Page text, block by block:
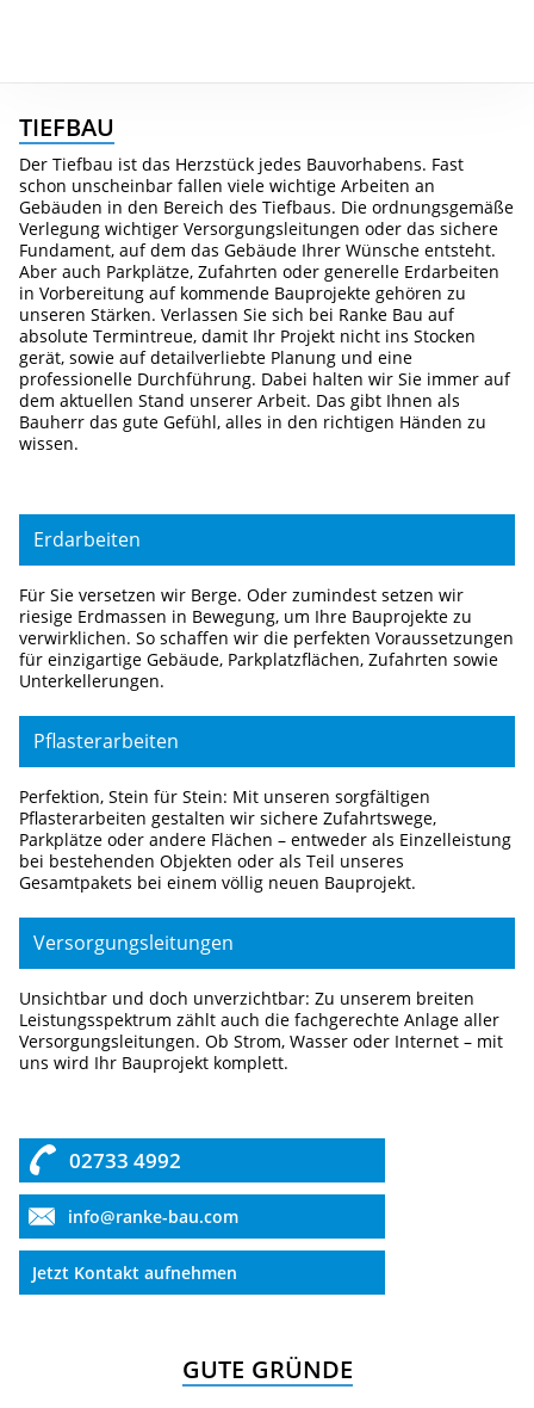
TIEFBAU
Der Tiefbau ist das Herzstück jedes Bauvorhabens. Fast
schon unscheinbar fallen viele wichtige Arbeiten an
Gebäuden in den Bereich des Tiefbaus. Die ordnungsgemäße
Verlegung wichtiger Versorgungsleitungen oder das sichere
Fundament, auf dem das Gebäude Ihrer Wünsche entsteht.
Aber auch Parkplätze, Zufahrten oder generelle Erdarbeiten
in Vorbereitung auf kommende Bauprojekte gehören zu
unseren Stärken. Verlassen Sie sich bei Ranke Bau auf
absolute Termintreue, damit Ihr Projekt nicht ins Stocken
gerät, sowie auf detailverliebte Planung und eine
professionelle Durchführung. Dabei halten wir Sie immer auf
dem aktuellen Stand unserer Arbeit. Das gibt Ihnen als
Bauherr das gute Gefühl, alles in den richtigen Händen zu
wissen.
Erdarbeiten
Für Sie versetzen wir Berge. Oder zumindest setzen wir
riesige Erdmassen in Bewegung, um Ihre Bauprojekte zu
verwirklichen. So schaffen wir die perfekten Voraussetzungen
für einzigartige Gebäude, Parkplatzflächen, Zufahrten sowie
Unterkellerungen.
Pflasterarbeiten
Perfektion, Stein für Stein: Mit unseren sorgfältigen
Pflasterarbeiten gestalten wir sichere Zufahrtswege,
Parkplätze oder andere Flächen – entweder als Einzelleistung
bei bestehenden Objekten oder als Teil unseres
Gesamtpakets bei einem völlig neuen Bauprojekt.
Versorgungsleitungen
Unsichtbar und doch unverzichtbar: Zu unserem breiten
Leistungsspektrum zählt auch die fachgerechte Anlage aller
Versorgungsleitungen. Ob Strom, Wasser oder Internet – mit
uns wird Ihr Bauprojekt komplett.
02733 4992
info@ranke-bau.com
Jetzt Kontakt aufnehmen
GUTE GRÜNDE